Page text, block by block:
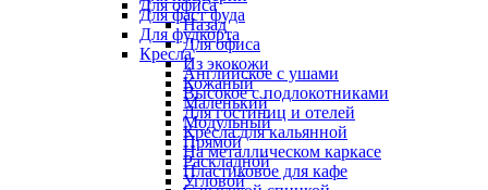
Для фаст фуда
Для фудкорта
Кресла
Английское с ушами
Высокое с подлокотниками
Для гостиниц и отелей
Кресла для кальянной
На металлическом каркасе
Пластиковое для кафе
Для офиса
Назад
Для офиса
Из экокожи
Кожаный
Маленький
Модульный
Прямой
Раскладной
Угловой